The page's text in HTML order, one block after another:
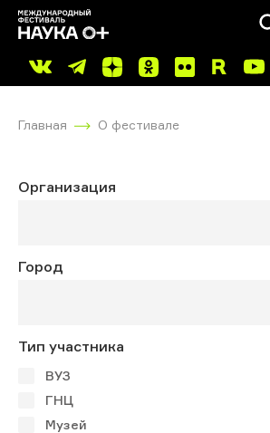
Главная О фестивале
Организация
Город
Тип участника
ВУЗ
ГНЦ
Музей